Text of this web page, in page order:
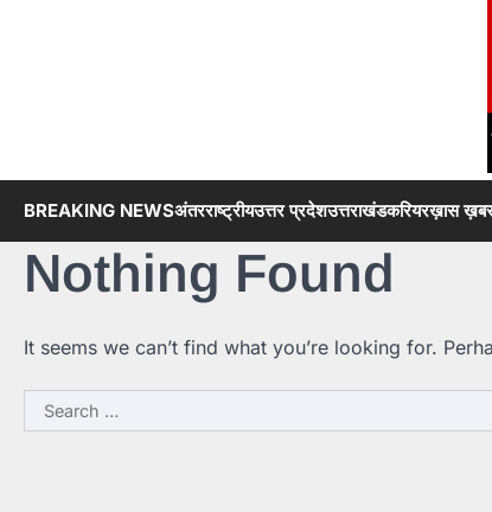
BREAKING NEWSअंतरराष्ट्रीयउत्तर प्रदेशउत्तराखंडकरियरख़ास
Nothing Found
It seems we can’t find what you’re looking for.
Search
for: